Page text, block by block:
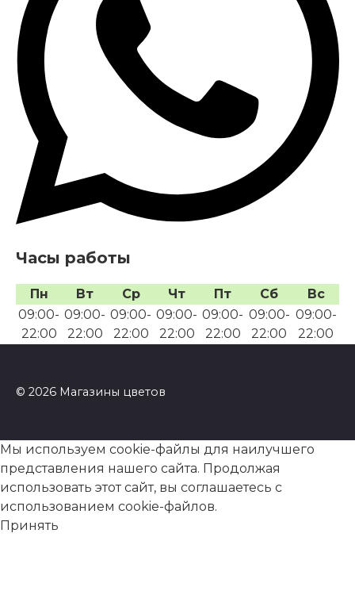
Часы работы
Пн Вт Ср Чт Пт Сб
Вс
09:00-
22:00
09:00-
22:00
09:00-
22:00
09:00-
22:00
09:00-
22:00
09:00-
22:00
09:00-
22:00
© 2026 Магазины цветов
Мы используем cookie-файлы для наилучшего
представления нашего сайта. Продолжая
использовать этот сайт, вы соглашаетесь с
использованием cookie-файлов.
Принять